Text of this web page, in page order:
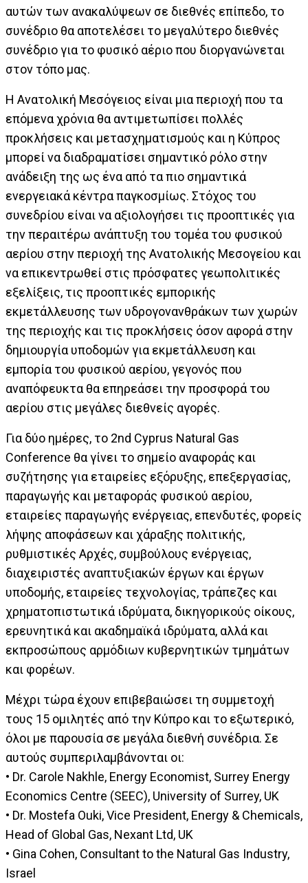
αυτών των ανακαλύψεων σε διεθνές επίπεδο, το
συνέδριο θα αποτελέσει το μεγαλύτερο διεθνές
συνέδριο για το φυσικό αέριο που διοργανώνεται
στον τόπο μας.
Η Ανατολική Μεσόγειος είναι μια περιοχή που τα
επόμενα χρόνια θα αντιμετωπίσει πολλές
προκλήσεις και μετασχηματισμούς και η Κύπρος
μπορεί να διαδραματίσει σημαντικό ρόλο στην
ανάδειξη της ως ένα από τα πιο σημαντικά
ενεργειακά κέντρα παγκοσμίως. Στόχος του
συνεδρίου είναι να αξιολογήσει τις προοπτικές για
την περαιτέρω ανάπτυξη του τομέα του φυσικού
αερίου στην περιοχή της Ανατολικής Μεσογείου και
να επικεντρωθεί στις πρόσφατες γεωπολιτικές
εξελίξεις, τις προοπτικές εμπορικής
εκμετάλλευσης των υδρογονανθράκων των χωρών
της περιοχής και τις προκλήσεις όσον αφορά στην
δημιουργία υποδομών για εκμετάλλευση και
εμπορία του φυσικού αερίου, γεγονός που
αναπόφευκτα θα επηρεάσει την προσφορά του
αερίου στις μεγάλες διεθνείς αγορές.
Για δύο ημέρες, το 2nd Cyprus Natural Gas
Conference θα γίνει το σημείο αναφοράς και
συζήτησης για εταιρείες εξόρυξης, επεξεργασίας,
παραγωγής και μεταφοράς φυσικού αερίου,
εταιρείες παραγωγής ενέργειας, επενδυτές, φορείς
λήψης αποφάσεων και χάραξης πολιτικής,
ρυθμιστικές Αρχές, συμβούλους ενέργειας,
διαχειριστές αναπτυξιακών έργων και έργων
υποδομής, εταιρείες τεχνολογίας, τράπεζες και
χρηματοπιστωτικά ιδρύματα, δικηγορικούς οίκους,
ερευνητικά και ακαδημαϊκά ιδρύματα, αλλά και
εκπροσώπους αρμόδιων κυβερνητικών τμημάτων
και φορέων.
Μέχρι τώρα έχουν επιβεβαιώσει τη συμμετοχή
τους 15 ομιλητές από την Κύπρο και το εξωτερικό,
όλοι με παρουσία σε μεγάλα διεθνή συνέδρια. Σε
αυτούς συμπεριλαμβάνονται οι:
• Dr. Carole Nakhle, Energy Economist, Surrey Energy
Economics Centre (SEEC), University of Surrey, UK
• Dr. Mostefa Ouki, Vice President, Energy & Chemicals,
Head of Global Gas, Nexant Ltd, UK
• Gina Cohen, Consultant to the Natural Gas Industry,
Israel